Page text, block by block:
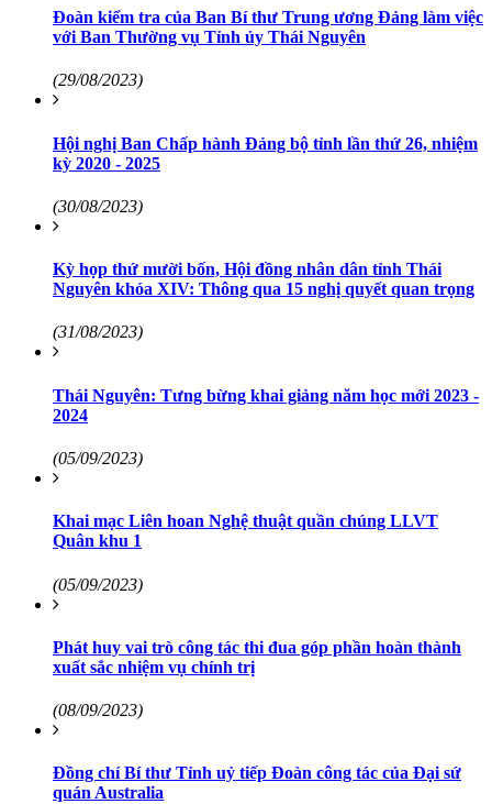
Đoàn kiểm tra của Ban Bí thư Trung ương Đảng làm việc
với Ban Thường vụ Tỉnh ủy Thái Nguyên
(29/08/2023)
Hội nghị Ban Chấp hành Đảng bộ tỉnh lần thứ 26, nhiệm
kỳ 2020 - 2025
(30/08/2023)
Kỳ họp thứ mười bốn, Hội đồng nhân dân tỉnh Thái
Nguyên khóa XIV: Thông qua 15 nghị quyết quan trọng
(31/08/2023)
Thái Nguyên: Tưng bừng khai giảng năm học mới 2023 -
2024
(05/09/2023)
Khai mạc Liên hoan Nghệ thuật quần chúng LLVT
Quân khu 1
(05/09/2023)
Phát huy vai trò công tác thi đua góp phần hoàn thành
xuất sắc nhiệm vụ chính trị
(08/09/2023)
Đồng chí Bí thư Tỉnh uỷ tiếp Đoàn công tác của Đại sứ
quán Australia